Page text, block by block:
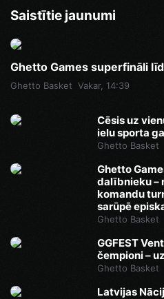
Saistītie jaunumi
Ghetto Games superfināli
Ghetto Basket Vakar, 14:39
Cēsis uz
ielu sporta
Ghetto Basket
Ghetto
dalībnieku –
komandu
sarūpē
Ghetto Basket
GGFEST
čempioni –
Ghetto Basket
Latvijas